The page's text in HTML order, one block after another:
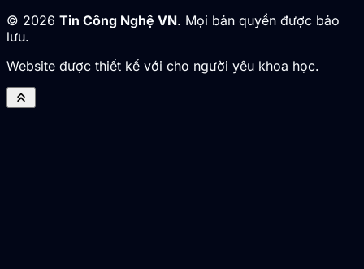
© 2026 Tin Công Nghệ VN. Mọi bản quyền được bảo
lưu.
Website được thiết kế với cho người yêu khoa học.
keyboard_double_arrow_up